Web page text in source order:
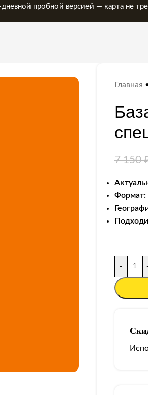
пробной версией — карта не
Главная
7 150
Формат:
-